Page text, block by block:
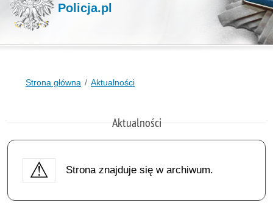
Policja.pl
Strona główna Aktualności
Aktualności
Strona znajduje się w archiwum.